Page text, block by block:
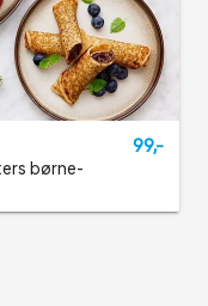
99,-
børne-